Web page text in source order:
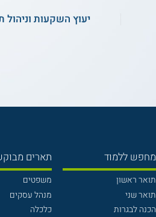
יעוץ השקעות וניהול
מחפש ללמוד
תואר ראשון
תואר שני
הכנה לבגרות
תארים
משפטים
מנהל עסקים
כלכלה